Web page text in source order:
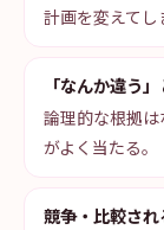
計画を変えてし
「なんか違う
論理的な根拠
がよく当たる。
競争・比較さ